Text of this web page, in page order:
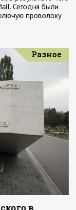
Сегодня были
проволоку
Разное
в